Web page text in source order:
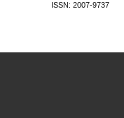
ISSN: 2007-9737